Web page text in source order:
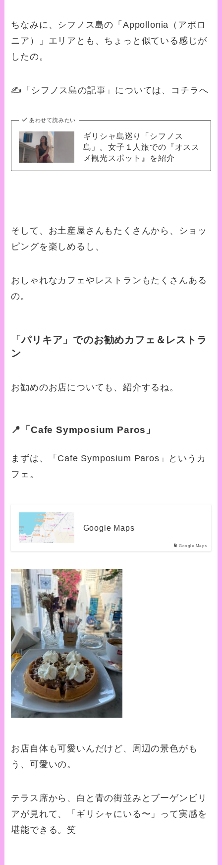
ちなみに、シフノス島の 「Appollonia（ アポロ
ニア）」エリアとも、ちょっと似ている感じが
したの。
✍️「シフノス島の記事」については、コチラへ
あわせて読みたい
ギリシャ島巡り「シフノス
島」。女子１人旅での『オスス
メ観光スポット』を紹介
そして、お土産屋さんもたくさんから、ショッ
ピングを楽しめるし、
おしゃれなカフェやレストランもたくさんある
の。
「パリキア」でのお勧めカフェ＆レストラ
ン
お勧めのお店についても、紹介するね。
📍「Cafe Symposium Paros」
まずは、「Cafe Symposium Paros」というカ
フェ。
Google Maps
Google Maps
お店自体も可愛いんだけど、周辺の景色がも
う、可愛いの。
テラス席から、白と青の街並みとブーゲンビリ
アが見れて、「ギリシャにいる〜」って実感を
堪能できる。笑